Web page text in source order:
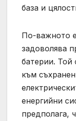
база и
По-важното
задоволява
батерии. Той
към
енергийни
предполага,